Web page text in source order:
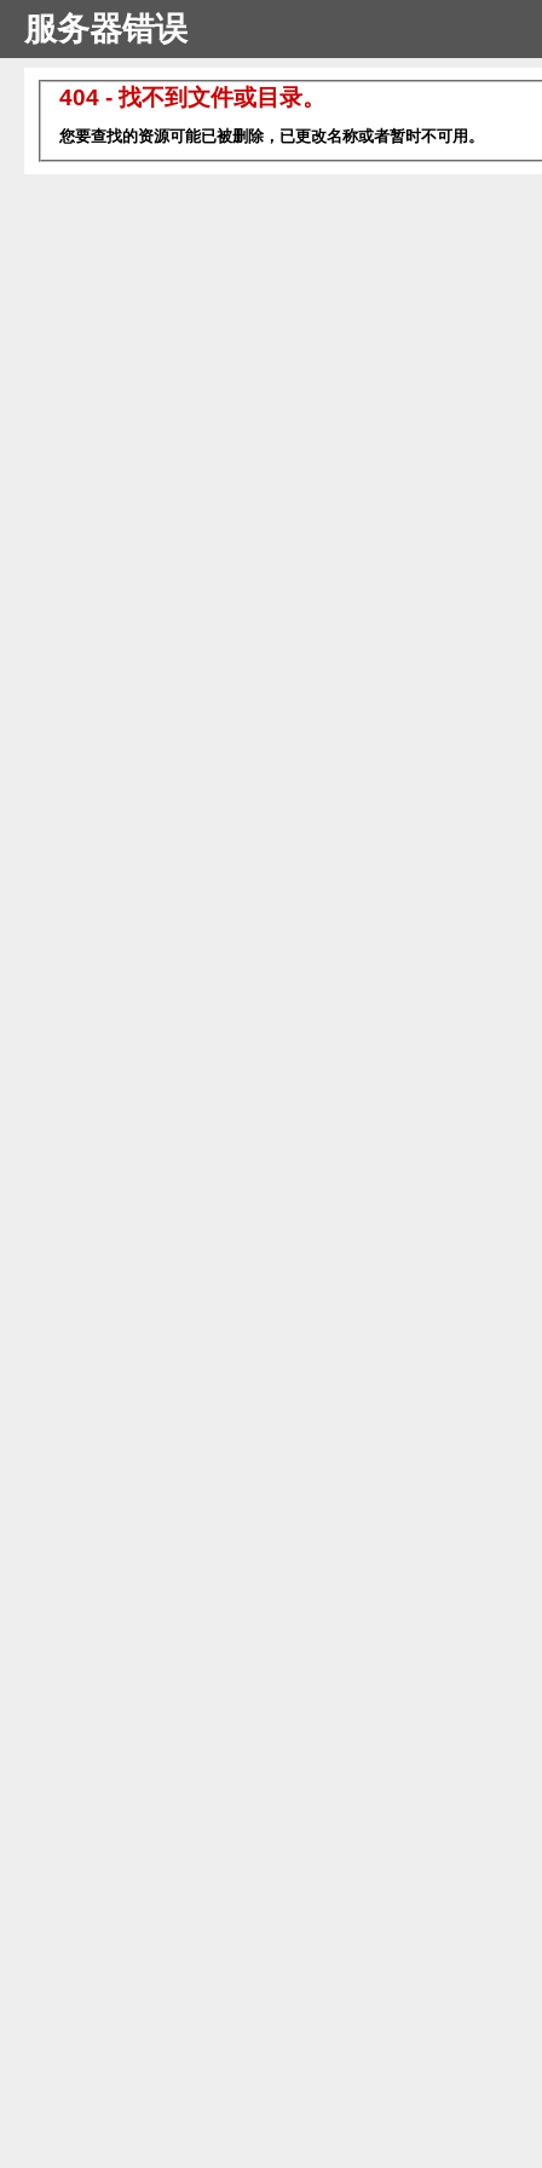
服务器错误
404 - 找不到文件或目录。
您要查找的资源可能已被删除，已更改名称或者暂时不可用。